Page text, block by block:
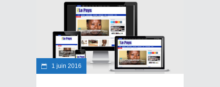
1 juin 2016